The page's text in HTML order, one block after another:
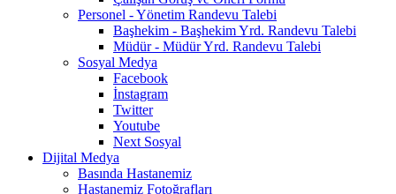
Personel - Yönetim Randevu Talebi
Başhekim - Başhekim Yrd. Randevu Talebi
Müdür - Müdür Yrd. Randevu Talebi
Sosyal Medya
Facebook
İnstagram
Twitter
Youtube
Next Sosyal
Dijital Medya
Basında Hastanemiz
Hastanemiz Fotoğrafları